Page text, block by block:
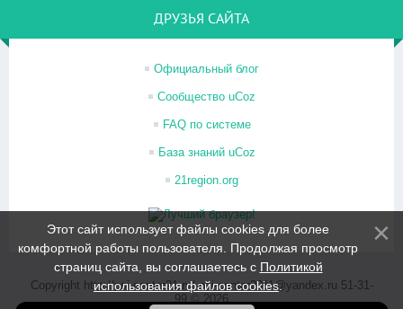
ДРУЗЬЯ САЙТА
Официальный блог
Сообщество uCoz
FAQ по системе
База знаний uCoz
21region.org
Copyright http://psi-center21.ru/ psi-center2011@yandex.ru 51-31-
99 © 2026
Этот сайт использует файлы cookies для более
комфортной работы пользователя. Продолжая просмотр
страниц сайта, вы соглашаетесь с Политикой
использования файлов cookies.